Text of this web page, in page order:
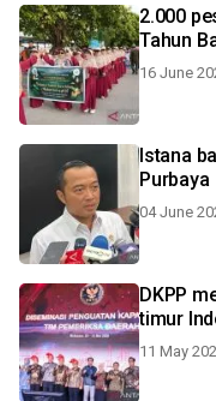
2.000
Tahun
16 June
Istana
Purbaya
04 June
DKPP
timur
11 May